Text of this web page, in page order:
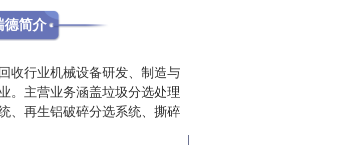
德简介
收行业机械设备研发、制造与
。主营业务涵盖垃圾分选处理
、再生铝破碎分选系统、撕碎